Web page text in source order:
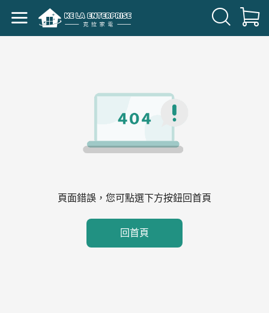
頁面錯誤，您可點選下方按鈕回首頁
回首頁